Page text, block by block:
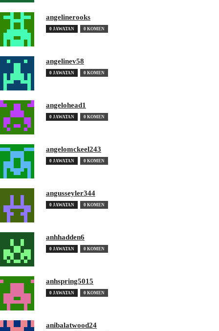
angelinerooks
0 JAWATAN 0 KOMEN
angelinev58
0 JAWATAN 0 KOMEN
angelohead1
0 JAWATAN 0 KOMEN
angelomckeel243
0 JAWATAN 0 KOMEN
angusseyler344
0 JAWATAN 0 KOMEN
anhhadden6
0 JAWATAN 0 KOMEN
anhspring5015
0 JAWATAN 0 KOMEN
anibalatwood24